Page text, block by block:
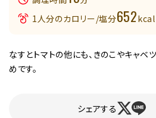
1人分のカロリー/塩分652
なすとトマトの他にも、きのこやキャベ
めです。
シェアする